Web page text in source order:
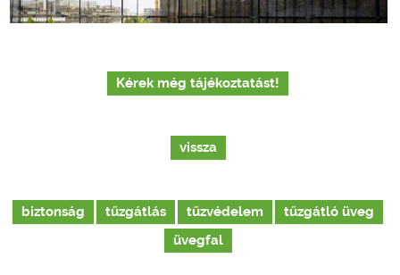
Kérek még tájékoztatást!
vissza
biztonság tűzgátlás tűzvédelem
tűzgátló üveg
üvegfal